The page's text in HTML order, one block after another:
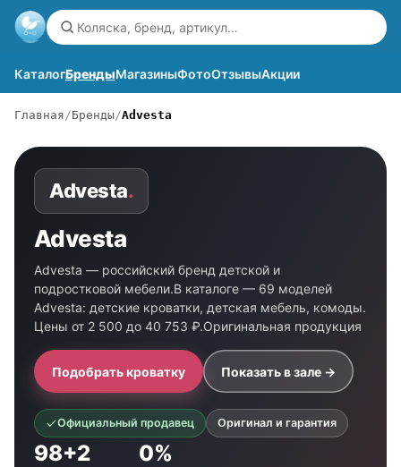
КаталогБрендыМагазиныФотоОтзывыАкции
Главная Бренды Advesta
Advesta.
Advesta
Advesta — российский бренд детской и
подростковой мебели.В каталоге — 69 моделей
Advesta: детские кроватки, детская мебель, комоды.
Цены от 2 500 до 40 753 ₽.Оригинальная продукция
Подобрать кроватку Показать в зале →
Официальный продавец Оригинал и гарантия
98+2 0%